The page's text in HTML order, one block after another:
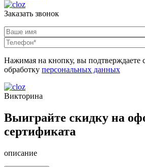
Заказать звонок
Нажимая на кнопку, вы подтверждаете
обработку персональных данных
Викторина
Выиграйте скидку на
сертификата
описание